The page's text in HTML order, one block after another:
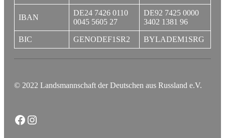
IBAN
DE24 7426 0110
0045 5605 27
DE92 7425 0000
3402 1381 96
BIC GENODEF1SR2 BYLADEM1SRG
© 2022 Landsmannschaft der Deutschen aus Russland e.V.
Facebook
Instagram